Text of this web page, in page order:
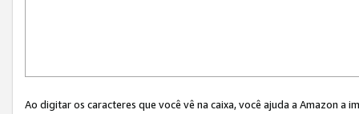
Ao digitar os caracteres que você vê na caixa, você ajuda a Amazon